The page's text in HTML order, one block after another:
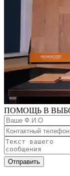
ПОМОЩЬ В
Отправить